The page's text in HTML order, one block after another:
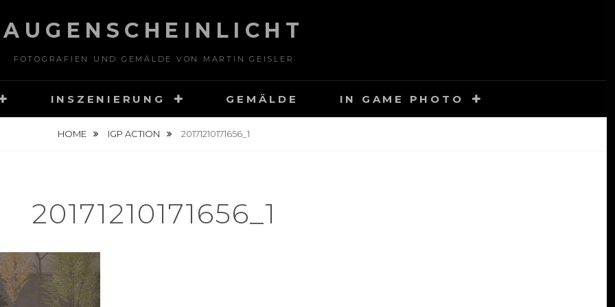
AUGENSCHEINLICHT
FOTOGRAFIEN UND GEMÄLDE VON MARTIN GEISLER
INSZENIERUNG GEMÄLDE IN GAME PHOTO
HOME IGP ACTION 20171210171656_1
20171210171656_1